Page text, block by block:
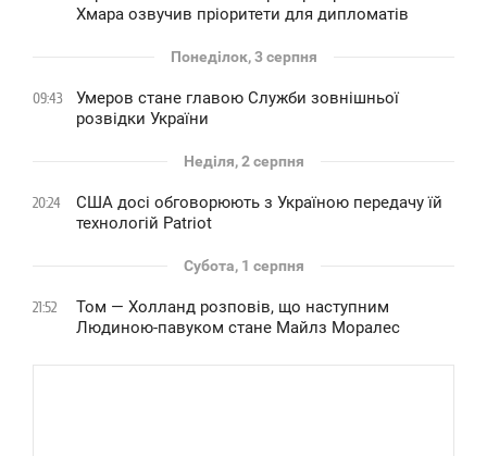
Хмара озвучив пріоритети для дипломатів
Понеділок, 3 серпня
09:43
Умеров стане главою Служби зовнішньої
розвідки України
Неділя, 2 серпня
20:24
США досі обговорюють з Україною передачу їй
технологій Patriot
Субота, 1 серпня
21:52
Том — Холланд розповів, що наступним
Людиною-павуком стане Майлз Моралес